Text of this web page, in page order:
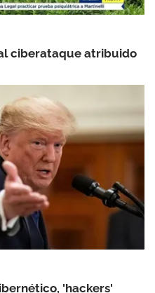
ciberataque atribuido
'hackers'